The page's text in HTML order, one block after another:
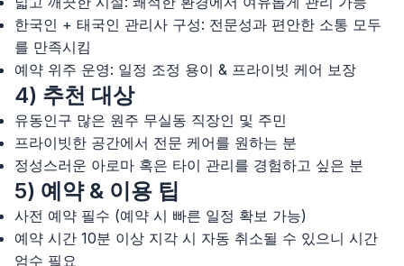
한국인 + 태국인 관리사 구성: 전문성과 편안한 소통 모두
를 만족시킴
예약 위주 운영: 일정 조정 용이 & 프라이빗 케어 보장
4) 추천 대상
유동인구 많은 원주 무실동 직장인 및 주민
프라이빗한 공간에서 전문 케어를 원하는 분
정성스러운 아로마 혹은 타이 관리를 경험하고 싶은 분
5) 예약 & 이용 팁
사전 예약 필수 (예약 시 빠른 일정 확보 가능)
예약 시간 10분 이상 지각 시 자동 취소될 수 있으니 시간
엄수 필요